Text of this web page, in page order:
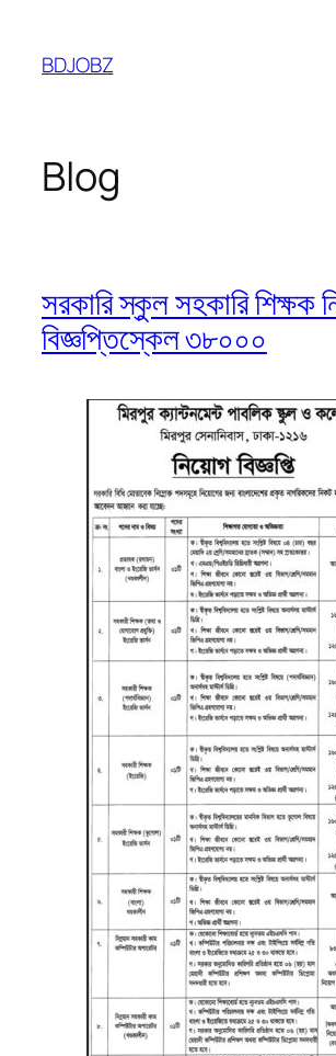
content
BDJOBZ
Blog
সরকারি স্কুল সহকারি শিক্ষক
বিজ্ঞপ্তিস্কেল ৩৮০০০